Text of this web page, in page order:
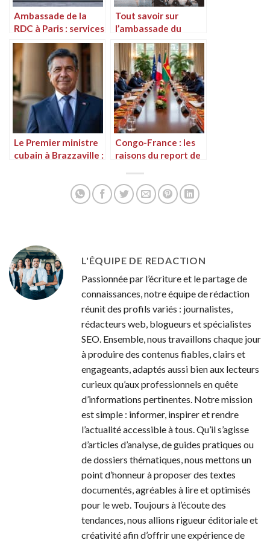
Ambassade de la
RDC à Paris : services
et informations
essentielles
Tout savoir sur
l’ambassade du
Congo Brazzaville à
Paris
Le Premier ministre
cubain à Brazzaville :
entre le Congo-B et
Congo-France : les
raisons du report de
Paris
L'ÉQUIPE DE REDACTION
Passionnée par l’écriture et le partage de
connaissances, notre équipe de rédaction
réunit des profils variés : journalistes,
rédacteurs web, blogueurs et spécialistes
SEO. Ensemble, nous travaillons chaque jour
à produire des contenus fiables, clairs et
engageants, adaptés aussi bien aux lecteurs
curieux qu’aux professionnels en quête
d’informations pertinentes. Notre mission
est simple : informer, inspirer et rendre
l’actualité accessible à tous. Qu’il s’agisse
d’articles d’analyse, de guides pratiques ou
de dossiers thématiques, nous mettons un
point d’honneur à proposer des textes
documentés, agréables à lire et optimisés
pour le web. Toujours à l’écoute des
tendances, nous allions rigueur éditoriale et
créativité afin d’offrir une expérience de